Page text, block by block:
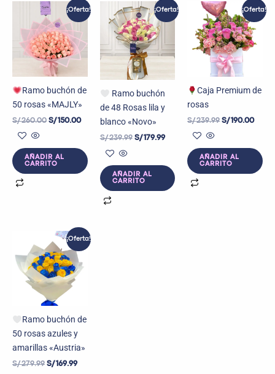
¡Oferta!
Ramo buchón de
50 rosas «MAJLY»
S/260.00
El
precio
original
era:
S/ 260.00.
S/150.00
El
precio
es:
S/ 150.00.
AÑADIR AL
CARRITO
¡Oferta!
Ramo buchón
de 48 Rosas lila y
blanco «Novo»
S/239.99
precio
original
era:
S/ 239.99.
S/179.99
precio
S/ 179.99.
AÑADIR AL
CARRITO
¡Oferta!
Caja Premium de
rosas
S/239.99
El
precio
original
era:
S/ 239.99.
S/190.00
El
S/
AÑADIR AL
CARRITO
¡Oferta!
Ramo buchón de
50 rosas azules y
amarillas «Austria»
S/279.99
precio
original
era:
S/ 279.99.
S/169.99
precio
actual
es:
S/ 169.99.